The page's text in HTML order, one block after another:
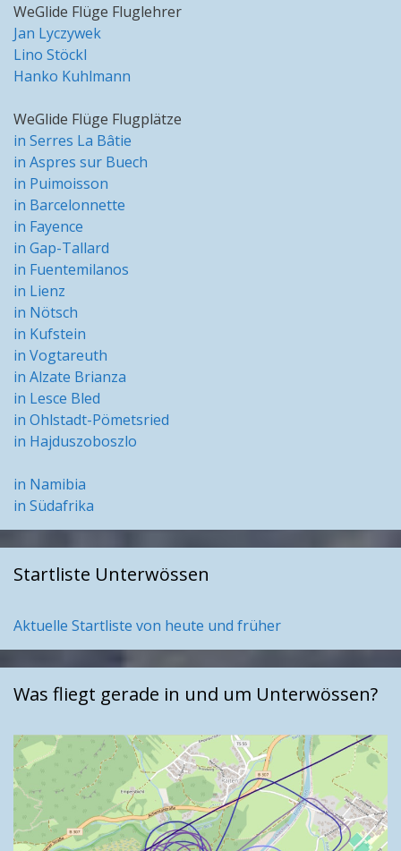
WeGlide Flüge Fluglehrer
Jan Lyczywek
Lino Stöckl
Hanko Kuhlmann
WeGlide Flüge Flugplätze
in Serres La Bâtie
in Aspres sur Buech
in Puimoisson
in Barcelonnette
in Fayence
in Gap-Tallard
in Fuentemilanos
in Lienz
in Nötsch
in Kufstein
in Vogtareuth
in Alzate Brianza
in Lesce Bled
in Ohlstadt-Pömetsried
in Hajduszoboszlo
in Namibia
in Südafrika
Startliste Unterwössen
Aktuelle Startliste von heute und früher
Was fliegt gerade in und um Unterwössen?